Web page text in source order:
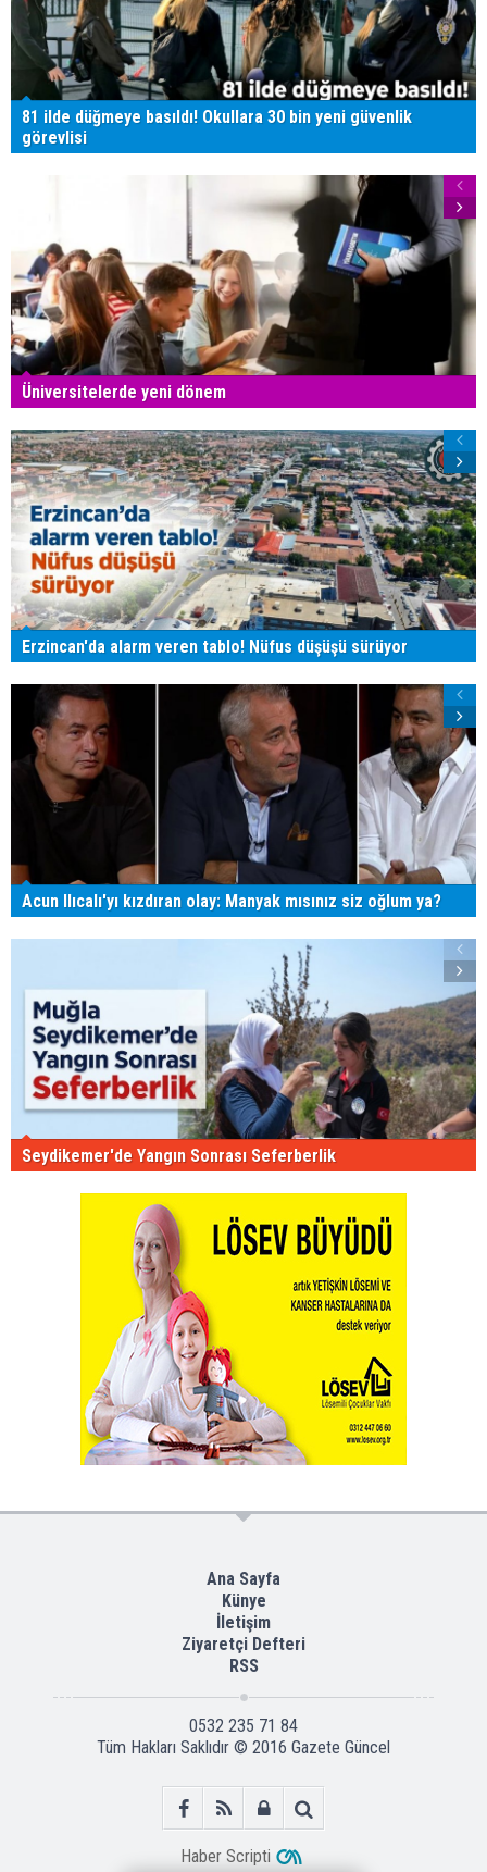
81 ilde düğmeye basıldı! Okullara 30 bin yeni güvenlik
görevlisi
Üniversitelerde yeni dönem
Erzincan'da alarm veren tablo! Nüfus düşüşü sürüyor
Acun Ilıcalı'yı kızdıran olay: Manyak mısınız siz oğlum ya?
Seydikemer'de Yangın Sonrası Seferberlik
Ana Sayfa
Künye
İletişim
Ziyaretçi Defteri
RSS
0532 235 71 84
Tüm Hakları Saklıdır © 2016 Gazete Güncel
Haber Scripti